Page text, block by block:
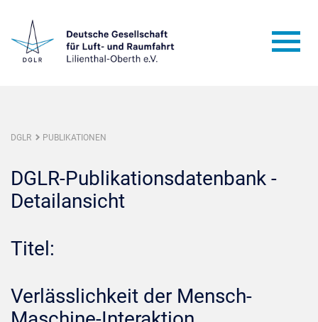
DGLR PUBLIKATIONEN
DGLR-Publikationsdatenbank -
Detailansicht
Titel:
Verlässlichkeit der Mensch-